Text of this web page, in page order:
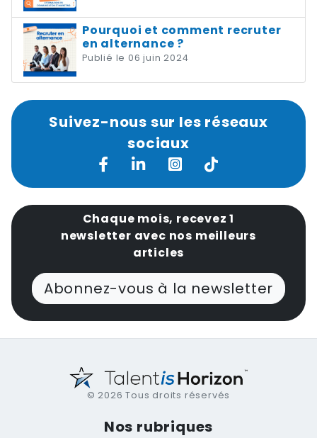
Pourquoi et comment recruter
en alternance ?
Publié le 06 juin 2024
Suivez-nous sur les réseaux
sociaux
Chaque mois, recevez 1
newsletter avec nos meilleurs
articles
Abonnez-vous à la newsletter
© 2026 Tous droits réservés
Nos rubriques